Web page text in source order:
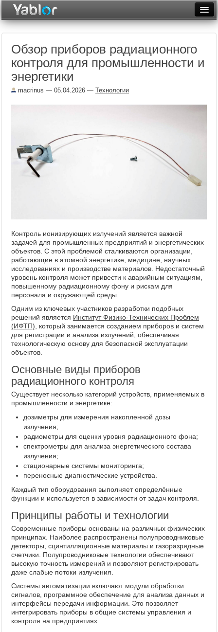
Неделя
Месяц
Рейтинги
Архив
Обзор приборов радиационного
контроля для промышленности и
энергетики
macrinus — 05.04.2026 — Технологии
Контроль ионизирующих излучений является важной
задачей для промышленных предприятий и энергетических
объектов. С этой проблемой сталкиваются организации,
работающие в атомной энергетике, медицине, научных
исследованиях и производстве материалов. Недостаточный
уровень контроля может привести к аварийным ситуациям,
повышенному радиационному фону и рискам для
персонала и окружающей среды.
Одним из ключевых участников разработки подобных
решений является Институт Физико-Технических Проблем
(ИФТП) , который занимается созданием приборов и систем
для регистрации и анализа излучений, обеспечивая
технологическую основу для безопасной эксплуатации
объектов.
Основные виды приборов
радиационного контроля
Существует несколько категорий устройств, применяемых в
промышленности и энергетике:
дозиметры для измерения накопленной дозы
излучения;
радиометры для оценки уровня радиационного фона;
спектрометры для анализа энергетического состава
излучения;
стационарные системы мониторинга;
переносные диагностические устройства.
Каждый тип оборудования выполняет определённые
функции и используется в зависимости от задач контроля.
Принципы работы и технологии
Современные приборы основаны на различных физических
принципах. Наиболее распространены полупроводниковые
детекторы, сцинтилляционные материалы и газоразрядные
счетчики. Полупроводниковые технологии обеспечивают
высокую точность измерений и позволяют регистрировать
даже слабые потоки излучения.
Системы автоматизации включают модули обработки
сигналов, программное обеспечение для анализа данных и
интерфейсы передачи информации. Это позволяет
интегрировать приборы в общие системы управления и
контроля на предприятиях.